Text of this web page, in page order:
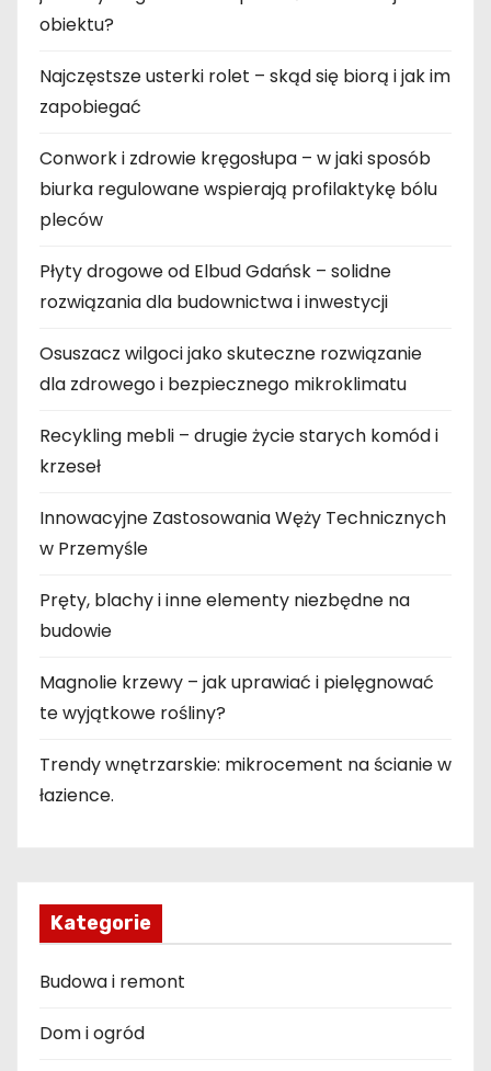
obiektu?
Najczęstsze usterki rolet – skąd się biorą i jak im
zapobiegać
Conwork i zdrowie kręgosłupa – w jaki sposób
biurka regulowane wspierają profilaktykę bólu
pleców
Płyty drogowe od Elbud Gdańsk – solidne
rozwiązania dla budownictwa i inwestycji
Osuszacz wilgoci jako skuteczne rozwiązanie
dla zdrowego i bezpiecznego mikroklimatu
Recykling mebli – drugie życie starych komód i
krzeseł
Innowacyjne Zastosowania Węży Technicznych
w Przemyśle
Pręty, blachy i inne elementy niezbędne na
budowie
Magnolie krzewy – jak uprawiać i pielęgnować
te wyjątkowe rośliny?
Trendy wnętrzarskie: mikrocement na ścianie w
łazience.
Kategorie
Budowa i remont
Dom i ogród